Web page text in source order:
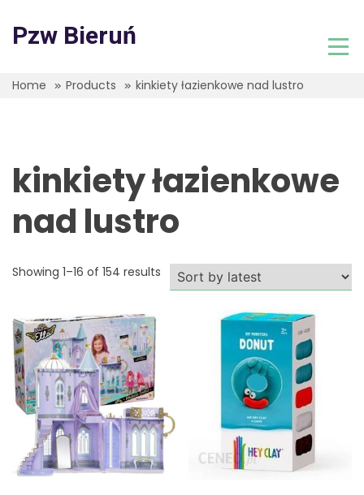
content
Pzw Bieruń
Home Products kinkiety łazienkowe nad lustro
kinkiety łazienkowe
nad lustro
Showing 1–16 of 154 results